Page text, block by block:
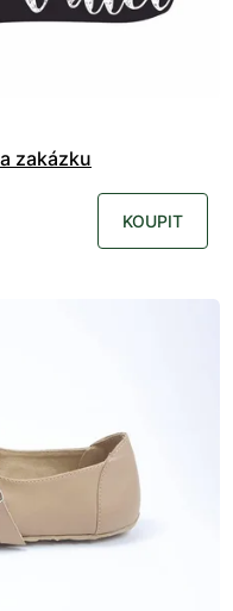
zakázku
KOUPIT